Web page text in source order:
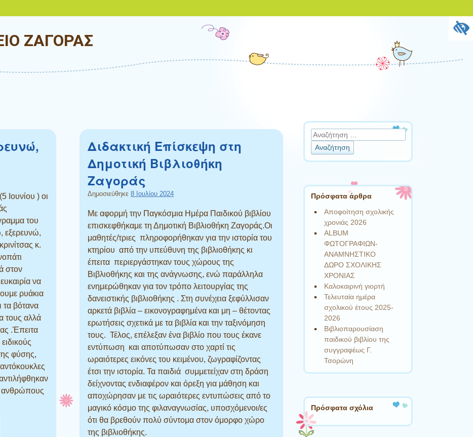
ΖΑΓΟΡΑΣ
Ιουνίου ) οι
του
εξερευνώ,
κ.
στον
να
ρυάκια
τα βότανα
τους αλλά
.Έπειτα
φύσης,
ανθρώπους
Διδακτική Επίσκεψη στη
Δημοτική Βιβλιοθήκη
Ζαγοράς
Δημοσιεύθηκε 8 Ιουλίου 2024
Με αφορμή την Παγκόσμια Ημέρα Παιδικού βιβλίου
επισκεφθήκαμε τη Δημοτική Βιβλιοθήκη Ζαγοράς.Οι
μαθητές/τριες πληροφορήθηκαν για την ιστορία του
κτηρίου από την υπεύθυνη της βιβλιοθήκης κι
έπειτα περιεργάστηκαν τους χώρους της
Βιβλιοθήκης και της ανάγνωσης, ενώ παράλληλα
ενημερώθηκαν για τον τρόπο λειτουργίας της
δανειστικής βιβλιοθήκης . Στη συνέχεια ξεφύλλισαν
αρκετά βιβλία – εικονογραφημένα και μη – θέτοντας
ερωτήσεις σχετικά με τα βιβλία και την ταξινόμηση
τους. Τέλος, επέλεξαν ένα βιβλίο που τους έκανε
εντύπωση και αποτύπωσαν στο χαρτί τις
ωραιότερες εικόνες του κειμένου, ζωγραφίζοντας
έτσι την ιστορία. Τα παιδιά συμμετείχαν στη δράση
δείχνοντας ενδιαφέρον και όρεξη για μάθηση και
αποχώρησαν με τις ωραιότερες εντυπώσεις από το
μαγικό κόσμο της φιλαναγνωσίας, υποσχόμενοι/ες
ότι θα βρεθούν πολύ σύντομα στον όμορφο χώρο
της βιβλιοθήκης.
Αναζήτηση
Πρόσφατα άρθρα
Αποφοίτηση σχολικής
χρονιάς 2026
ALBUM
ΦΩΤΟΓΡΑΦΙΩΝ-
ΑΝΑΜΝΗΣΤΙΚΟ
ΔΩΡΟ ΣΧΟΛΙΚΗΣ
ΧΡΟΝΙΑΣ
Καλοκαιρινή γιορτή
Τελευταία ημέρα
σχολικού έτους 2025-
2026
Βιβλιοπαρουσίαση
παιδικού βιβλίου της
συγγραφέως Γ.
Τσορώνη
Πρόσφατα σχόλια